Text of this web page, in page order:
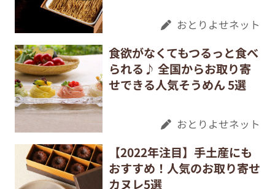
おとりよせネット
食欲がなくてもつるっと食べ
られる♪ 全国からお取り寄
せできる人気そうめん 5選
おとりよせネット
【2022年注目】手土産にも
おすすめ！人気のお取り寄せ
カヌレ5選